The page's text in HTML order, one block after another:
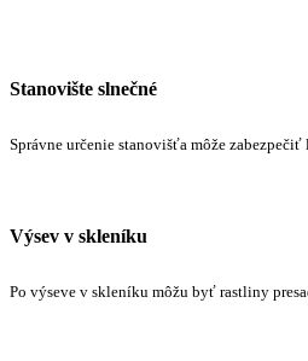
Stanovište slnečné
Správne určenie stanovišťa môže zabezpečiť
Výsev v skleníku
Po výseve v skleníku môžu byť rastliny